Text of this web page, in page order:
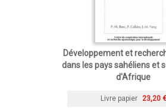
Développement et
dans les pays sahéliens et
d'Afrique
Livre papier 23,20 €